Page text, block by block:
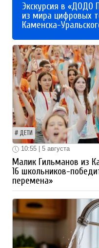
Экскурсия в «ДОДО
из мира цифровых
Каменска-
ДЕТИ
10:55 | 5 августа
Малик Гильманов из
16 школьников-
перемена»